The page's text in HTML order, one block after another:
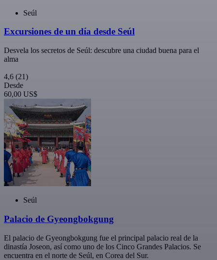
Seúl
Excursiones de un día desde Seúl
Desvela los secretos de Seúl: descubre una ciudad buena para el
alma
4,6 (21)
Desde
60,00 US$
Seúl
Palacio de Gyeongbokgung
El palacio de Gyeongbokgung fue el principal palacio real de la
dinastía Joseon, así como uno de los Cinco Grandes Palacios. Se
encuentra en el norte de Seúl, en Corea del Sur.